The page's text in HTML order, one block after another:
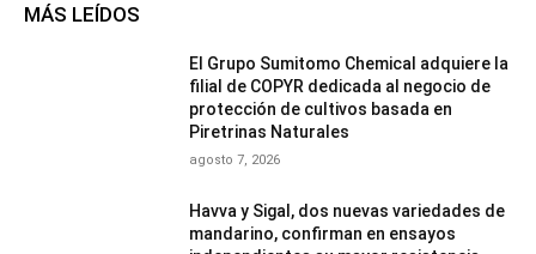
MÁS LEÍDOS
El Grupo Sumitomo Chemical adquiere la
filial de COPYR dedicada al negocio de
protección de cultivos basada en
Piretrinas Naturales
agosto 7, 2026
Havva y Sigal, dos nuevas variedades de
mandarino, confirman en ensayos